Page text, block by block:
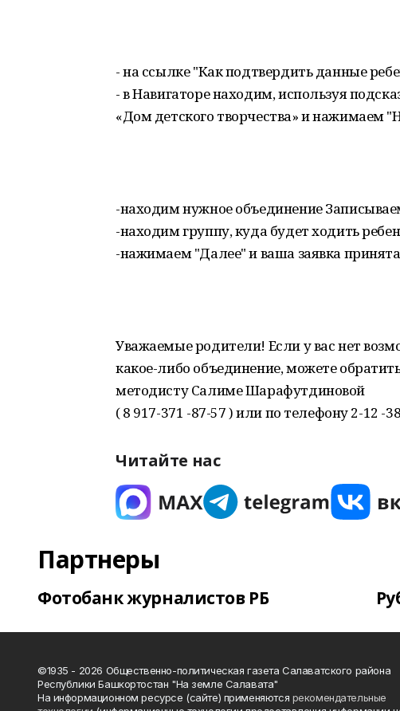
- на ссылке "Как подтвердить данные
- в Навигаторе находим, используя
«Дом детского творчества» и нажимаем
-находим нужное объединение
-находим группу, куда будет ходить
-нажимаем "Далее" и ваша заявка
Уважаемые родители! Если у вас нет
какое-либо объединение, можете
методисту Салиме Шарафутдиновой
( 8 917-371 -87-57 ) или по телефону 2-12 -
Читайте нас
Партнеры
Фотобанк журналистов РБ
©1935 - 2026 Общественно-политическая газета Салаватского района
Республики Башкортостан "На земле Салавата"
На информационном ресурсе (сайте) применяются рекомендательные